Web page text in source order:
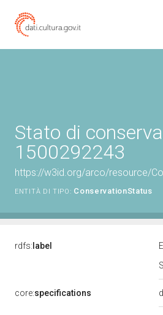
Stato di
1500292243
https://w3id.org/arco/resource/
ENTITÀ DI TIPO: ConservationStatus
rdfs: label
core:specifications